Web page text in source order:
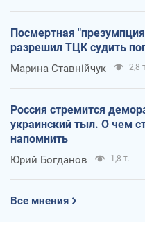
Посмертная
разрешил ТЦК судить
Марина Ставнійчук 2,8
Россия стремится
украинский тыл. О чем
напомнить
Юрий Богданов 1,8 т.
Все мнения